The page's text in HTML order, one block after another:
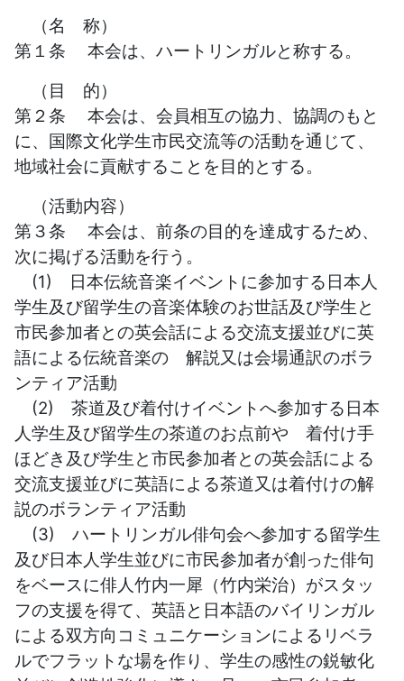
（名 称）
第１条 本会は、ハートリンガルと称する。
（目 的）
第２条 本会は、会員相互の協力、協調のもと
に、国際文化学生市民交流等の活動を通じて、
地域社会に貢献することを目的とする。
（活動内容）
第３条 本会は、前条の目的を達成するため、
次に掲げる活動を行う。
(1) 日本伝統音楽イベントに参加する日本人
学生及び留学生の音楽体験のお世話及び学生と
市民参加者との英会話による交流支援並びに英
語による伝統音楽の 解説又は会場通訳のボラ
ンティア活動
(2) 茶道及び着付けイベントへ参加する日本
人学生及び留学生の茶道のお点前や 着付け手
ほどき及び学生と市民参加者との英会話による
交流支援並びに英語による茶道又は着付けの解
説のボランティア活動
(3) ハートリンガル俳句会へ参加する留学生
及び日本人学生並びに市民参加者が創った俳句
をベースに俳人竹内一犀（竹内栄治）がスタッ
フの支援を得て、英語と日本語のバイリンガル
による双方向コミュニケーションによるリベラ
ルでフラットな場を作り、学生の感性の鋭敏化